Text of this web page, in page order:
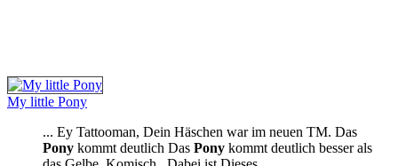
My little Pony
... Ey Tattooman, Dein Häschen war im neuen TM. Das
Pony kommt deutlich Das Pony kommt deutlich besser als